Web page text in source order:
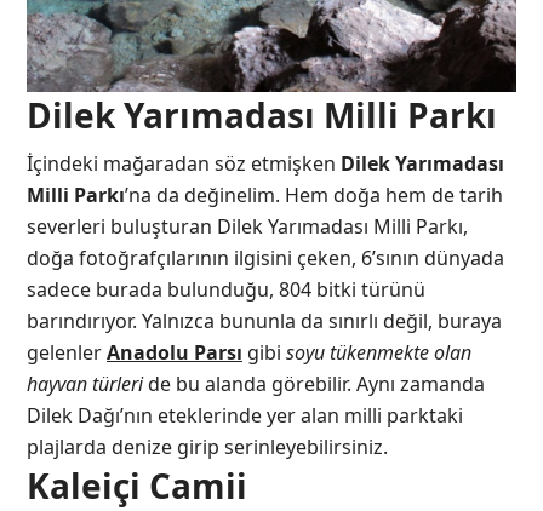
Dilek Yarımadası Milli Parkı
İçindeki mağaradan söz etmişken Dilek Yarımadası
Milli Parkı’na da değinelim. Hem doğa hem de tarih
severleri buluşturan Dilek Yarımadası Milli Parkı,
doğa fotoğrafçılarının ilgisini çeken, 6’sının dünyada
sadece burada bulunduğu, 804 bitki türünü
barındırıyor. Yalnızca bununla da sınırlı değil, buraya
gelenlerAnadolu Parsı gibi soyu tükenmekte olan
hayvan türleride bu alanda görebilir. Aynı zamanda
Dilek Dağı’nın eteklerinde yer alan milli parktaki
plajlarda denize girip serinleyebilirsiniz.
Kaleiçi Camii